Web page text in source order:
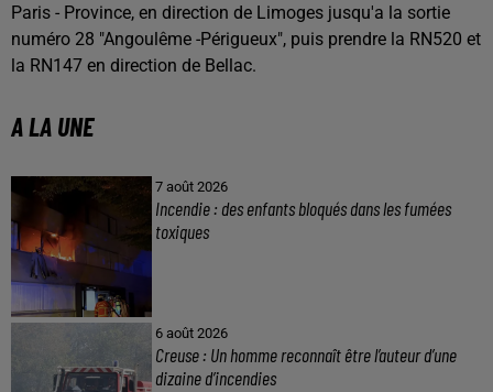
Paris - Province, en direction de Limoges jusqu'a la sortie
numéro 28 "Angoulême -Périgueux", puis prendre la RN520 et
la RN147 en direction de Bellac.
A LA UNE
7 août 2026
Incendie : des enfants bloqués dans les fumées
toxiques
6 août 2026
Creuse : Un homme reconnaît être l’auteur d’une
dizaine d’incendies